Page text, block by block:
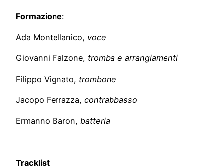
Formazione:
Ada Montellanico, voce
Giovanni Falzone, tromba e arrangiamenti
Filippo Vignato, trombone
Jacopo Ferrazza, contrabbasso
Ermanno Baron, batteria
Tracklist